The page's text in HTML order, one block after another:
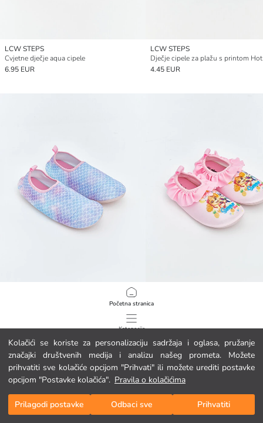
Kolačići se koriste za personalizaciju sadržaja i oglasa, pružanje
značajki društvenih medija i analizu našeg prometa. Možete
prihvatiti sve kolačiće opcijom "Prihvati" ili možete urediti postavke
opcijom "Postavke kolačića". Pravila o kolačićima
Prilagodi postavke Odbaci sve Prihvatiti
Početna stranica
Kategorije
Moja košarica
LCW STEPS
Cvjetne dječje aqua cipele
6.95 EUR
LCW STEPS
4.45 EUR
Djevojačke cipele za plažu s uzorkom šljokica